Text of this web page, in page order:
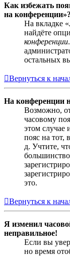
Как избежать
на конференции»?
На вкладке
найдёте
конференции
остальных
Вернуться к
На конференции
Возможно,
часовому
этом случае
пояс на тот,
д. Учтите,
это.
Вернуться к
Я изменил
неправильное!
Если вы
но время